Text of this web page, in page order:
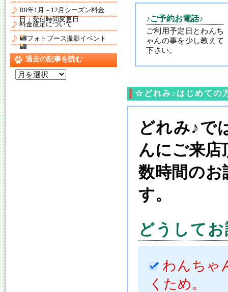
♪ご予約お電話♪
ご利用予定日とわんち
ゃんの事を少し教えて
下さい。
☆どれみ♪はじめての
どれみ♪で
んにご来店
数時間の
す。
どうして
わんちゃ
くため。
R8年1月～12月シーズン料金
日・受付時間変更日
料金改定について
フォトブース撮影イベント
過去の記事を読む
過
去